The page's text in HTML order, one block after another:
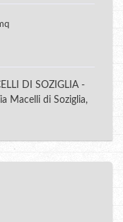
DI SOZIGLIA -
Macelli di Soziglia,